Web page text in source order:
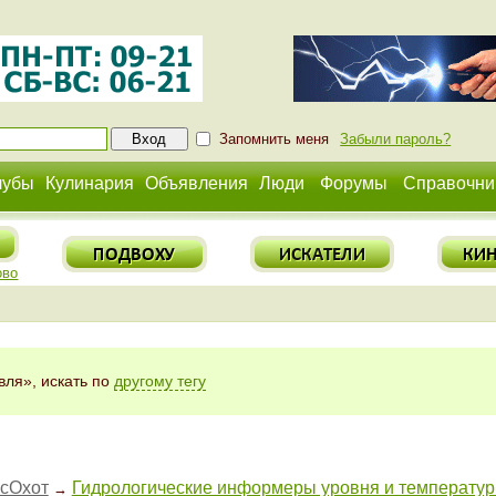
Запомнить меня Забыли пароль?
Кулинария Объявления Люди Форумы
искать по другому тегу
→ Гидрологические информеры уровня и